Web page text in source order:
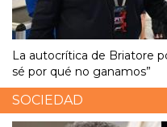
La autocrítica de Briatore
sé por qué no ganamos”
SOCIEDAD